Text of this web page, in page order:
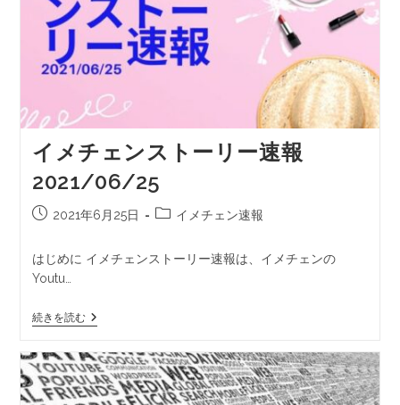
イメチェンストーリー速報
2021/06/25
2021年6月25日 イメチェン速報
はじめに イメチェンストーリー速報は、イメチェンの
Youtu…
続きを読む